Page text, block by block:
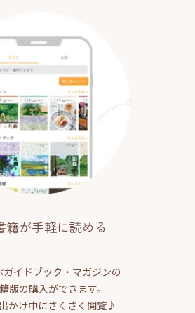
籍が手軽に読める
ガイドブック・マガジンの
版の購入ができます。
かけ中にさくさく閲覧♪